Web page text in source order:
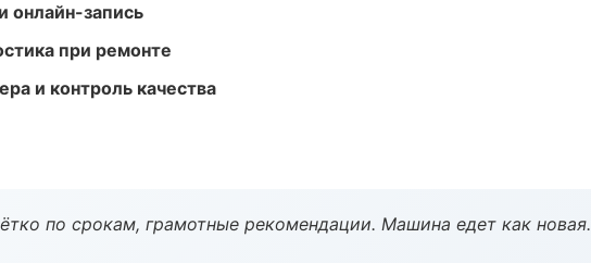
онлайн-запись
при ремонте
и контроль качества
по срокам, грамотные рекомендации. Машина едет как новая.